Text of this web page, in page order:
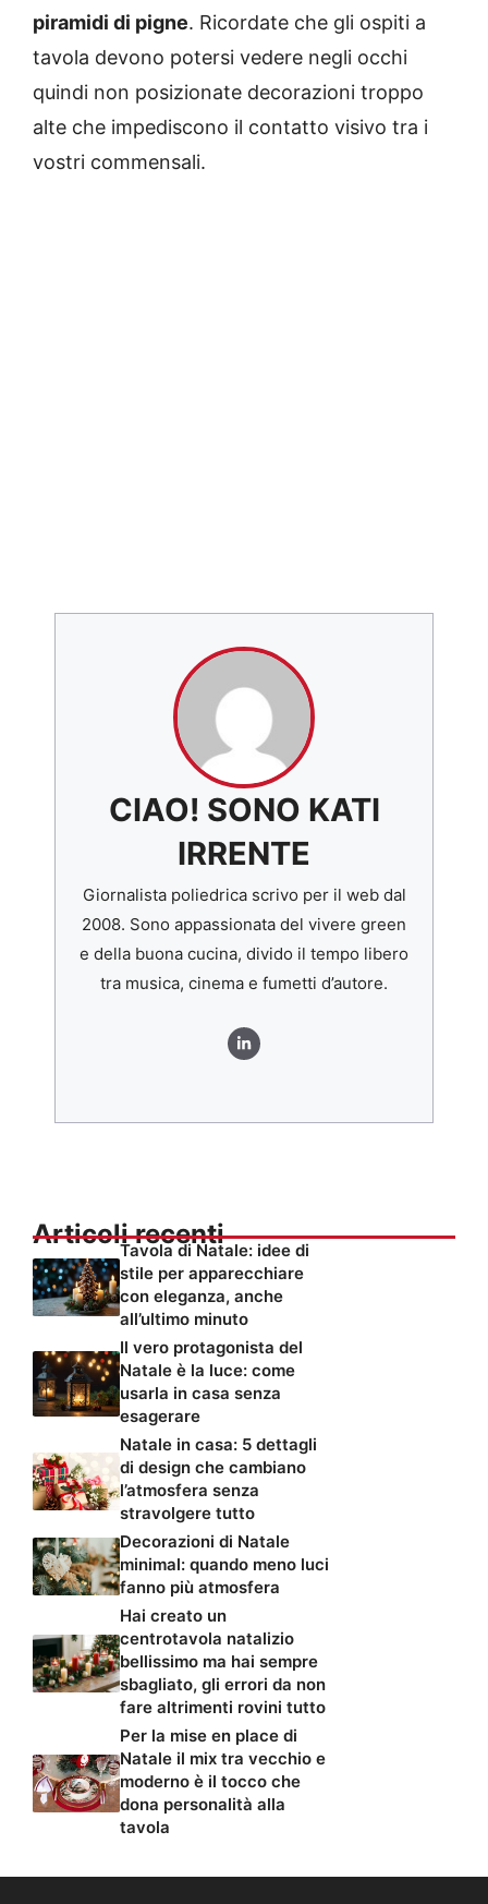
piramidi di pigne. Ricordate che gli ospiti a
tavola devono potersi vedere negli occhi
quindi non posizionate decorazioni troppo
alte che impediscono il contatto visivo tra i
vostri commensali.
CIAO! SONO KATI
IRRENTE
Giornalista poliedrica scrivo per il web dal
2008. Sono appassionata del vivere green
e della buona cucina, divido il tempo libero
tra musica, cinema e fumetti d’autore.
Articoli recenti
Tavola di Natale: idee di
stile per apparecchiare
con eleganza, anche
all’ultimo minuto
Il vero protagonista del
Natale è la luce: come
usarla in casa senza
esagerare
Natale in casa: 5 dettagli
di design che cambiano
l’atmosfera senza
stravolgere tutto
Decorazioni di Natale
minimal: quando meno luci
fanno più atmosfera
Hai creato un
centrotavola natalizio
bellissimo ma hai sempre
sbagliato, gli errori da non
fare altrimenti rovini tutto
Per la mise en place di
Natale il mix tra vecchio e
moderno è il tocco che
dona personalità alla
tavola